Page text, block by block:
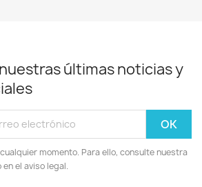
últimas noticias y
momento. Para ello, consulte nuestra
el aviso legal.